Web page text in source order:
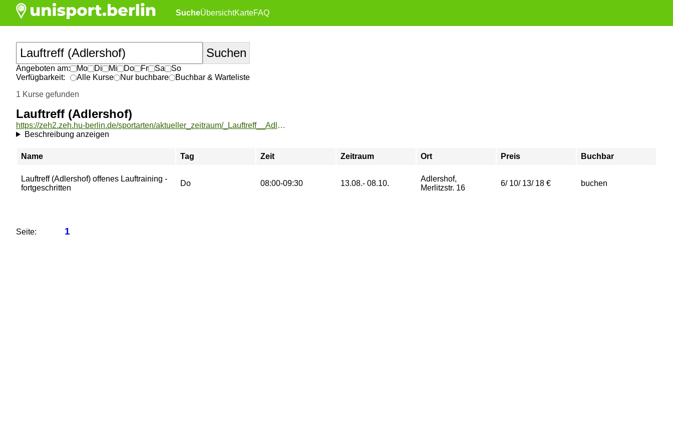
SucheÜbersichtKarteFAQ
Angeboten am: Mo Di Mi Do Fr Sa
So
Verfügbarkeit:
Alle Kurse Nur buchbare
Buchbar & Warteliste
1 Kurse gefunden
Lauftreff (Adlershof)
https://zeh2.zeh.hu-berlin.de/sportarten/aktueller_zeitraum/_Lauftreff__Adlershof_.html
Beschreibung anzeigen
Name Tag Zeit Zeitraum Ort Preis Buchbar
Lauftreff (Adlershof) offenes Lauftraining -
fortgeschritten
Do 08:00-09:30 13.08.- 08.10.
Adlershof,
Merlitzstr. 16
6/ 10/ 13/ 18 € buchen
Seite: 1